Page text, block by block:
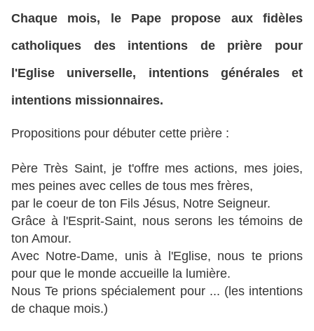
Chaque mois, le Pape propose aux fidèles
catholiques des intentions de prière pour
l'Eglise universelle, intentions générales et
intentions missionnaires.
Propositions pour débuter cette prière :
Père Très Saint, je t'offre mes actions, mes joies,
mes peines avec celles de tous mes frères,
par le coeur de ton Fils Jésus, Notre Seigneur.
Grâce à l'Esprit-Saint, nous serons les témoins de
ton Amour.
Avec Notre-Dame, unis à l'Eglise, nous te prions
pour que le monde accueille la lumière.
Nous Te prions spécialement pour ... (les intentions
de chaque mois.)